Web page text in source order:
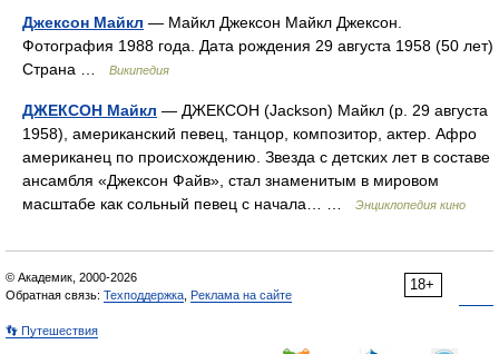
Джексон Майкл — Майкл Джексон Майкл Джексон.
Фотография 1988 года. Дата рождения 29 августа 1958 (50 лет)
Страна …
Википедия
ДЖЕКСОН Майкл — ДЖЕКСОН (Jackson) Майкл (р. 29 августа
1958), американский певец, танцор, композитор, актер. Афро
американец по происхождению. Звезда с детских лет в составе
ансамбля «Джексон Файв», стал знаменитым в мировом
масштабе как сольный певец с начала… …
Энциклопедия кино
18+
© Академик, 2000-2026
Обратная связь: Техподдержка Реклама на сайте
👣 Путешествия